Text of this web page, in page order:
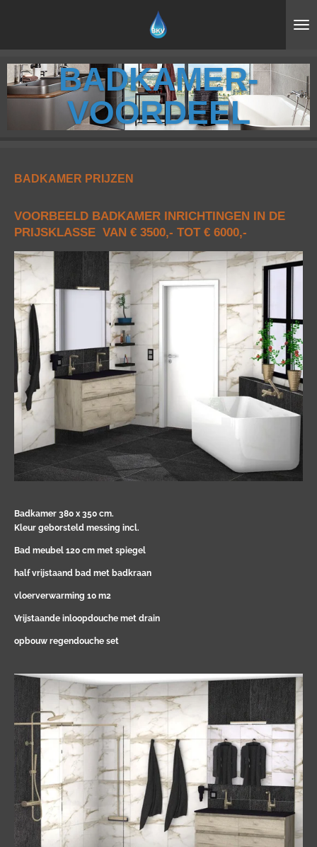
hoofdinhoud BADKAMER-
VOORDEEL
BADKAMER PRIJZEN
VOORBEELD BADKAMER INRICHTINGEN IN DE
PRIJSKLASSE VAN € 3500,- TOT € 6000,-
Badkamer 380 x 350 cm.
Kleur geborsteld messing incl.
Bad meubel 120 cm met spiegel
half vrijstaand bad met badkraan
vloerverwarming 10 m2
Vrijstaande inloopdouche met drain
opbouw regendouche set